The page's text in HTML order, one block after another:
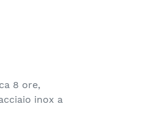
8 ore,
inox a